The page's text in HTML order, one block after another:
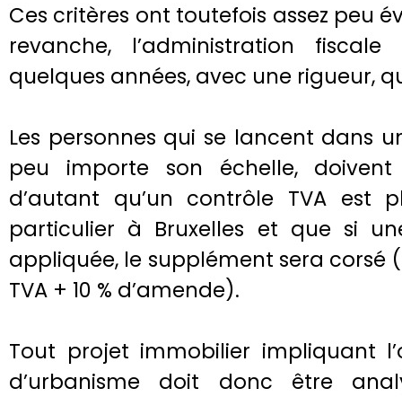
Ces critères ont toutefois assez peu
revanche, l’administration
quelques années, avec une rigueur,
Les personnes qui se lancent dans
peu importe son échelle,
d’autant qu’un contrôle TVA est
particulier à Bruxelles et que si
appliquée, le supplément sera corsé
TVA + 10 % d’amende).
Tout projet immobilier impliquant
d’urbanisme doit donc être